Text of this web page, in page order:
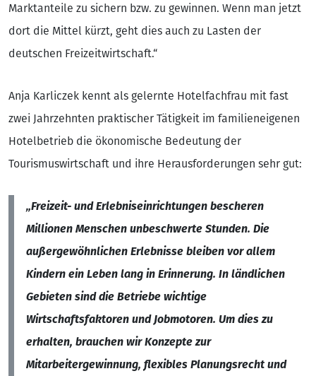
Marktanteile zu sichern bzw. zu gewinnen. Wenn man jetzt
dort die Mittel kürzt, geht dies auch zu Lasten der
deutschen Freizeitwirtschaft.“
Anja Karliczek kennt als gelernte Hotelfachfrau mit fast
zwei Jahrzehnten praktischer Tätigkeit im familieneigenen
Hotelbetrieb die ökonomische Bedeutung der
Tourismuswirtschaft und ihre Herausforderungen sehr gut:
„Freizeit- und Erlebniseinrichtungen bescheren
Millionen Menschen unbeschwerte Stunden. Die
außergewöhnlichen Erlebnisse bleiben vor allem
Kindern ein Leben lang in Erinnerung. In ländlichen
Gebieten sind die Betriebe wichtige
Wirtschaftsfaktoren und Jobmotoren. Um dies zu
erhalten, brauchen wir Konzepte zur
Mitarbeitergewinnung, flexibles Planungsrecht und